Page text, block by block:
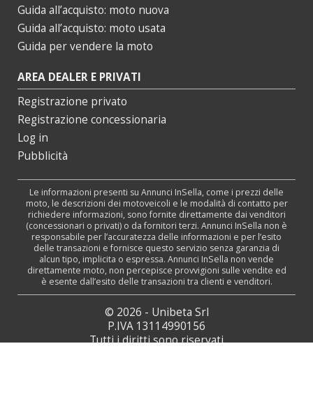
Guida all’acquisto: moto nuova
Guida all’acquisto: moto usata
Guida per vendere la moto
AREA DEALER E PRIVATI
Registrazione privato
Registrazione concessionaria
Log in
Pubblicità
Le informazioni presenti su Annunci InSella, come i prezzi delle
moto, le descrizioni dei motoveicoli e le modalità di contatto per
richiedere informazioni, sono fornite direttamente dai venditori
(concessionari o privati) o da fornitori terzi. Annunci InSella non è
responsabile per l’accuratezza delle informazioni e per l’esito
delle transazioni e fornisce questo servizio senza garanzia di
alcun tipo, implicita o espressa. Annunci InSella non vende
direttamente moto, non percepisce provvigioni sulle vendite ed
è esente dall’esito delle transazioni tra clienti e venditori.
© 2026 - Unibeta Srl
P.IVA 13114990156
Tutti i diritti sono riservati